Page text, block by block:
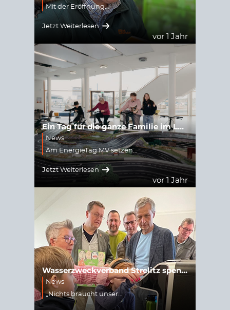
Mit der Eröffnung…
Jetzt Weiterlesen
vor 1 Jahr
Ein Tag für die ganze Familie im Leea Neustrelitz – 10 Jahre EnergieTag M-V
News
Am EnergieTag MV setzen…
Jetzt Weiterlesen
vor 1 Jahr
Wasserzweckverband Strelitz spendiert Schulen Wasserspender
News
„Nichts braucht unser…